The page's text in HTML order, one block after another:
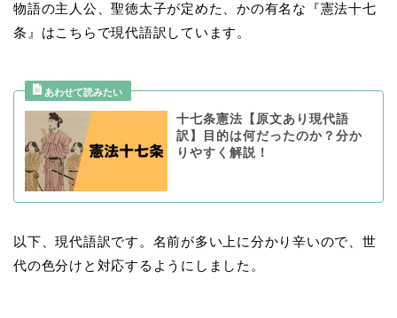
物語の主人公、聖徳太子が定めた、かの有名な『憲法十七
条』はこちらで現代語訳しています。
十七条憲法【原文あり現代語
訳】目的は何だったのか？分か
りやすく解説！
以下、現代語訳です。名前が多い上に分かり辛いので、世
代の色分けと対応するようにしました。